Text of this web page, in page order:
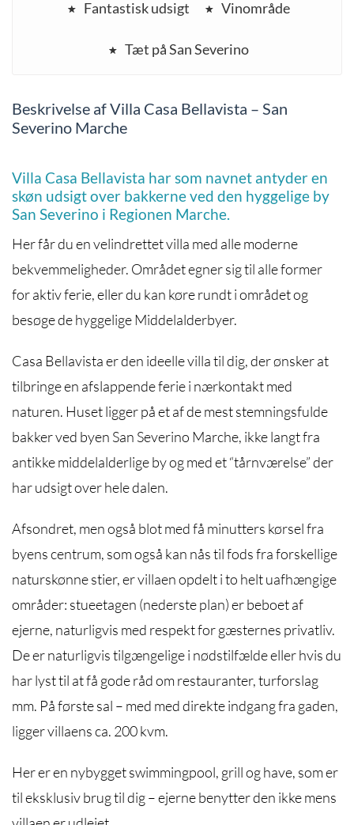
Fantastisk udsigt Vinområde
Tæt på San Severino
Beskrivelse af Villa Casa Bellavista – San
Severino Marche
Villa Casa Bellavista har som navnet antyder en
skøn udsigt over bakkerne ved den hyggelige by
San Severino i Regionen Marche.
Her får du en velindrettet villa med alle moderne
bekvemmeligheder. Området egner sig til alle former
for aktiv ferie, eller du kan køre rundt i området og
besøge de hyggelige Middelalderbyer.
Casa Bellavista er den ideelle villa til dig, der ønsker at
tilbringe en afslappende ferie i nærkontakt med
naturen. Huset ligger på et af de mest stemningsfulde
bakker ved byen San Severino Marche, ikke langt fra
antikke middelalderlige by og med et “tårnværelse” der
har udsigt over hele dalen.
Afsondret, men også blot med få minutters kørsel fra
byens centrum, som også kan nås til fods fra forskellige
naturskønne stier, er villaen opdelt i to helt uafhængige
områder: stueetagen (nederste plan) er beboet af
ejerne, naturligvis med respekt for gæsternes privatliv.
De er naturligvis tilgængelige i nødstilfælde eller hvis du
har lyst til at få gode råd om restauranter, turforslag
mm. På første sal – med med direkte indgang fra gaden,
ligger villaens ca. 200 kvm.
Her er en nybygget swimmingpool, grill og have, som er
til eksklusiv brug til dig – ejerne benytter den ikke mens